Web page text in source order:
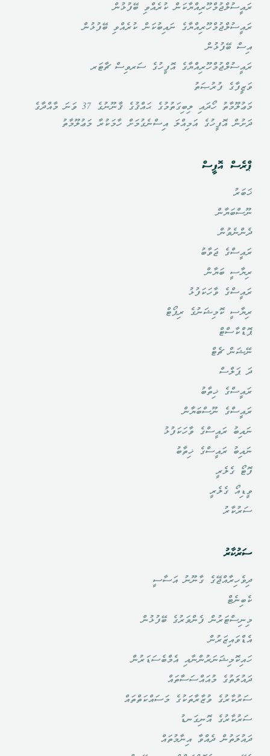
ރައީސުލްޖުމްހޫރިއްޔާކަން ކުރެއްވި ބޭފުޅުން
ރައީސުލްޖުމްހޫރިއްޔާގެ ނައިބުކަން ކުރެއްވި ބޭފުޅުން
އިސް ބޭފުޅުން
ރައީސުލްޖުމްހޫރިއްޔާގެ އޮފީހުގެ ސަރވިސް ޗާޓަރ
ވަޒީފާގެ ފުރުޞަތު
މަޢުލޫމާތު ހޯދައި ލިބިގަތުމުގެ ޙައްޤުގެ ޤާނޫނުގެ 37 ވަނަ މާއްދާގެ
ދަށުން އޮފީހުގެ އަމިއްލަ އިސްނެގުމަށް ހާމަކުރާ މަޢުލޫމާތު
ޕްރެސް އޮފީސް
ޚަބަރު
ނޫސްބަޔާން
ދެންނެވުން
ރައީސްގެ ޖަވާބު
ރިޔާސީ ބަޔާން
ރައީސްގެ ވާހަކަފުޅު
ރިޔާސީ ކޮމިޝަނުގެ ރިޕޯޓް
ޕޮޑްކާސްޓް
ނޭޝަން ޗެޓް
ދަ ޕަލްސް
ރައީސްގެ ޚިތާބު
ރައީސްގެ ނޫސްބަޔާން
ނައިބު ރައީސްގެ ވާހަކަފުޅު
ނައިބު ރައީސްގެ ޚިތާބު
ފޮޓޯ ގެލެރީ
ވީޑިއޯ ގެލެރީ
ސަރުކާރު
ސަރުކާރު
ދިވެހިރާއްޖޭގެ ގާނޫނު އަސާސީ
ކެބިނެޓް
މިނިސްޓަރުން ފެންވަރުގެ ބޭފުޅުން
އެޑްވައިޒަރުން
ހައިކޮމިޝަނަރުންނާއި އެމްބެސަޑަރުން
ދައުލަތުގެ މުއައްސަސާތައް
ސަރުކާރުގެ ވުޒާރާތަކުގެ މަސައްކަތްތައް
ސަރުކާރުގެ އޮނިގަނޑު
ދައުލަތުން ދެއްވާ އިނާމުތައް